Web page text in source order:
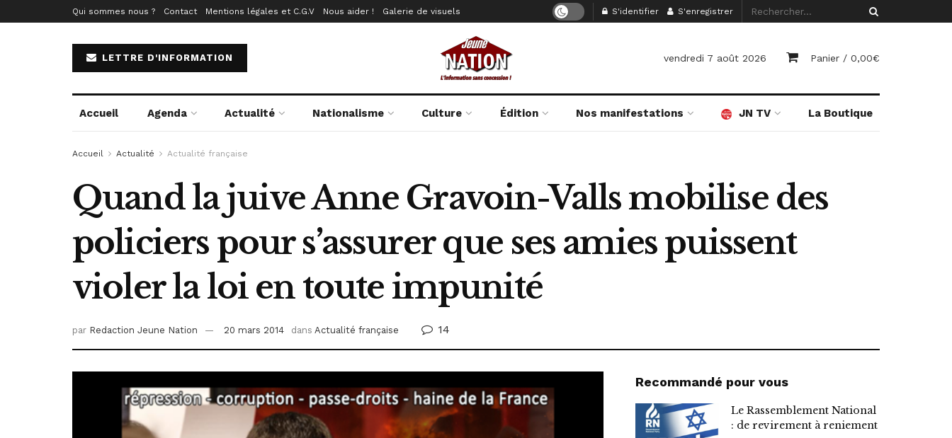
Qui sommes nous ? Contact Mentions légales et C.G.V Nous aider ! Galerie de visuels S'identifier S'enregistrer
LETTRE D'INFORMATION vendredi 7 août 2026 Panier / 0,00€
Accueil Agenda Actualité Nationalisme Culture Édition Nos manifestations JN TV La Boutique
Accueil Actualité Actualité française
Quand la juive Anne Gravoin-Valls mobilise des
policiers pour s’assurer que ses amies puissent
violer la loi en toute impunité
par Redaction Jeune Nation 20 mars 2014 dans Actualité française 14
Recommandé pour vous
Le Rassemblement National
: de revirement à reniement